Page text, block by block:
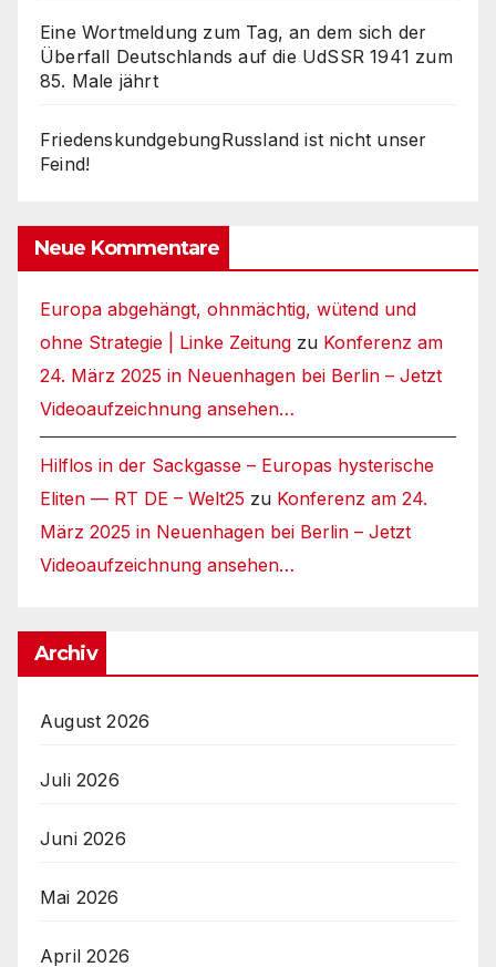
Eine Wortmeldung zum Tag, an dem sich der
Überfall Deutschlands auf die UdSSR 1941 zum
85. Male jährt
FriedenskundgebungRussland ist nicht unser
Feind!
Neue Kommentare
Europa abgehängt, ohnmächtig, wütend und
ohne Strategie | Linke Zeitung zu Konferenz am
24. März 2025 in Neuenhagen bei Berlin – Jetzt
Videoaufzeichnung ansehen…
Hilflos in der Sackgasse – Europas hysterische
Eliten — RT DE – Welt25 zu Konferenz am 24.
März 2025 in Neuenhagen bei Berlin – Jetzt
Videoaufzeichnung ansehen…
Archiv
August 2026
Juli 2026
Juni 2026
Mai 2026
April 2026